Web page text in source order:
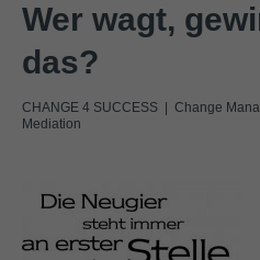
We offer support for our customers
Mon - Fri 8:00am - 5:00pm
Get in touch
San Francisco, CA 94102
Wer wagt,
das?
CHANGE 4 SUCCESS | Change
Mediation